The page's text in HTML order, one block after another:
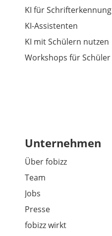
KI für Schrifterkennung
KI-Assistenten
KI mit Schülern nutzen
Workshops für Schüler
Unternehmen
Über fobizz
Team
Jobs
Presse
fobizz wirkt